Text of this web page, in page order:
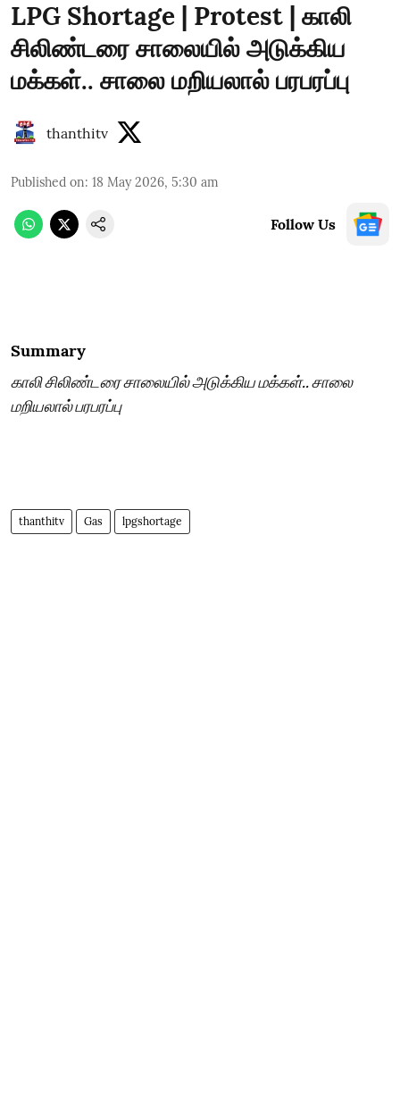
LPG Shortage | Protest | காலி
சிலிண்டரை சாலையில் அடுக்கிய
மக்கள்.. சாலை மறியலால் பரபரப்பு
thanthitv
Published on: 18 May 2026, 5:30 am
Follow Us
Summary
காலி சிலிண்டரை சாலையில் அடுக்கிய மக்கள்.. சாலை
மறியலால் பரபரப்பு
thanthitv Gas lpgshortage